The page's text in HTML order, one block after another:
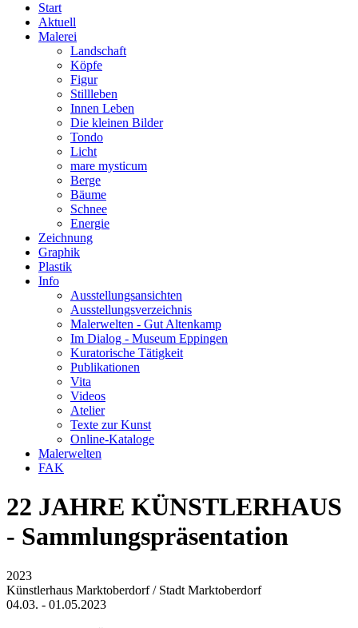
Start
Aktuell
Malerei
Landschaft
Köpfe
Figur
Stillleben
Innen Leben
Die kleinen Bilder
Tondo
Licht
mare mysticum
Berge
Bäume
Schnee
Energie
Zeichnung
Graphik
Plastik
Info
Ausstellungsansichten
Ausstellungsverzeichnis
Malerwelten - Gut Altenkamp
Im Dialog - Museum Eppingen
Kuratorische Tätigkeit
Publikationen
Vita
Videos
Atelier
Texte zur Kunst
Online-Kataloge
Malerwelten
FAK
22 JAHRE KÜNSTLERHAUS
- Sammlungspräsentation
2023
Künstlerhaus Marktoberdorf / Stadt Marktoberdorf
04.03. - 01.05.2023